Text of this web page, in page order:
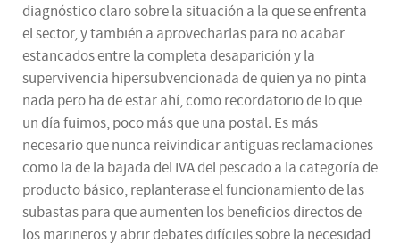
diagnóstico claro sobre la situación a la que se enfrenta
el sector, y también a aprovecharlas para no acabar
estancados entre la completa desaparición y la
supervivencia hipersubvencionada de quien ya no pinta
nada pero ha de estar ahí, como recordatorio de lo que
un día fuimos, poco más que una postal. Es más
necesario que nunca reivindicar antiguas reclamaciones
como la de la bajada del IVA del pescado a la categoría de
producto básico, replanterase el funcionamiento de las
subastas para que aumenten los beneficios directos de
los marineros y abrir debates difíciles sobre la necesidad